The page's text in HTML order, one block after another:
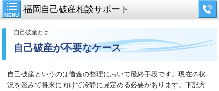
MENU
福岡自己破産相談サポート
自己破産とは
自己破産が不要なケース
自己破産というのは借金の整理において最終手段です。現在の状
況を鑑みて将来に向けて冷静に見定める必要があります。下記方